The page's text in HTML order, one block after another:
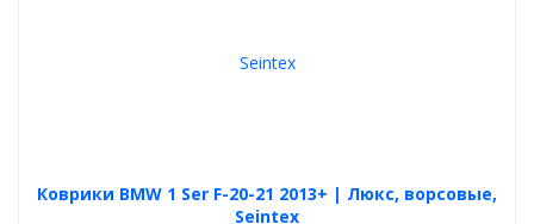
Коврики BMW 1 Ser F-20-21 2013+ | Люкс, ворсовые,
Seintex